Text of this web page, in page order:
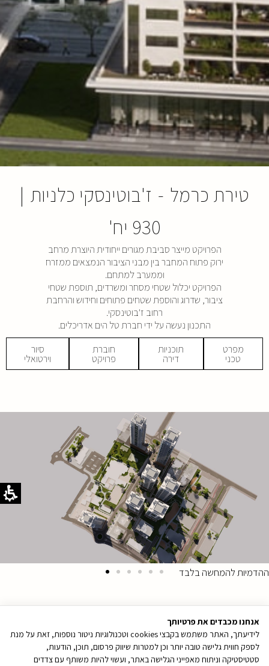
טירת כרמל - ז'בוטינסקי כלניות |
930 יח'
הפרויקט מייצר סביבת מגורים ייחודית היוצרת מרחב
ירוק פתוח המחבר בין מבני הציבור הנמצאים ממזרח
וממערב למתחם.
הפרויקט יכלול שטחי מסחר ומשרדים, תוספת שטחי
ציבור, שדרוג והוספת שטחים פתוחים וחידוש והרחבת
רחוב ז'בוטינסקי.
התכנון נעשה על ידי חברת טל הים אדריכלים.
מפרט
טכני
תוכניות
דירה
חוברת
פרויקט
סיור
וירטואלי
ההדמיות להמחשה בלבד
אנחנו מכבדים את פרטיותך
לידיעתך, האתר משתמש בקבצי cookies וטכנולוגיות ניטור נוספות, זאת על מנת
לספק חווית גלישה טובה יותר וכן למטרות שיווק פרסום, תוכן, הודעות,
סטטיסטיקה וניתוח מאפייני הגלישה באתר, ועשוי להיות משותף עם צדדים